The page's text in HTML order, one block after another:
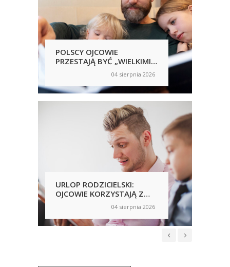
POLSCY OJCOWIE
PRZESTAJĄ BYĆ „WIELKIMI
04 sierpnia 2026
URLOP RODZICIELSKI:
OJCOWIE KORZYSTAJĄ Z
NICH CHĘTNIEJ, ALE
NIERÓWNOŚCI NADAL SĄ
WIDOCZNE
04 sierpnia 2026